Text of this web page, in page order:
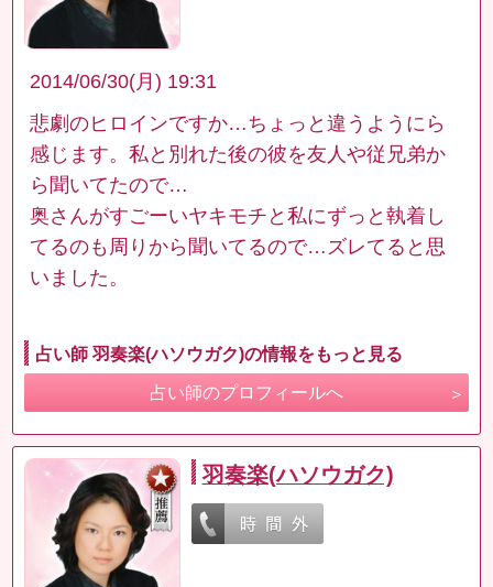
2014/06/30(月) 19:31
悲劇のヒロインですか…ちょっと違うようにら
感じます。私と別れた後の彼を友人や従兄弟か
ら聞いてたので…
奥さんがすごーいヤキモチと私にずっと執着し
てるのも周りから聞いてるので…ズレてると思
いました。
占い師 羽奏楽(ハソウガク)の情報をもっと見る
占い師のプロフィールへ
羽奏楽(ハソウガク)